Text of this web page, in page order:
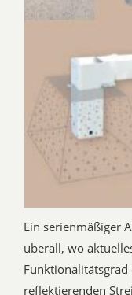
Ein serienmäßiger
überall, wo
reflektierenden